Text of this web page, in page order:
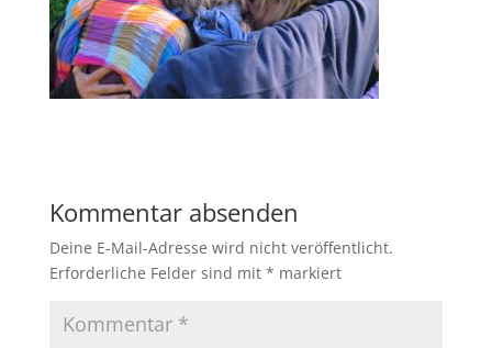
Kommentar absenden
Deine E-Mail-Adresse wird nicht veröffentlicht.
Erforderliche Felder sind mit * markiert